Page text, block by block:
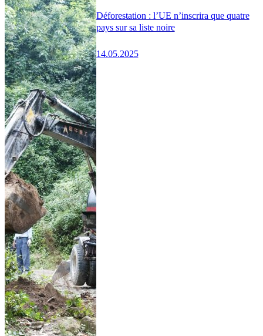
Déforestation : l’UE n’inscrira que quatre
pays sur sa liste noire
14.05.2025